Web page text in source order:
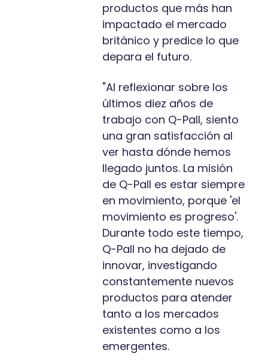
productos que más han
impactado el mercado
británico y predice lo que
depara el futuro.
"Al reflexionar sobre los
últimos diez años de
trabajo con Q-Pall, siento
una gran satisfacción al
ver hasta dónde hemos
llegado juntos. La misión
de Q-Pall es estar siempre
en movimiento, porque 'el
movimiento es progreso'.
Durante todo este tiempo,
Q-Pall no ha dejado de
innovar, investigando
constantemente nuevos
productos para atender
tanto a los mercados
existentes como a los
emergentes.